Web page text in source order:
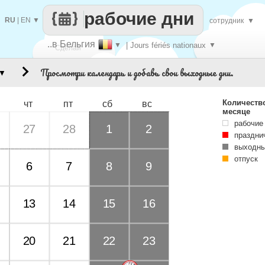
Сделай
..в Бельгия ▼ | Jours fériés nationaux ▼
рабочие дни
RU EN ▼ сотрудник ▼
Просмотри календарь и добавь свои выходные дни.
чт пт сб вс
27 28 1 2
6 7 8 9
13 14 15 16
20 21 22 23
месяце
отпуск